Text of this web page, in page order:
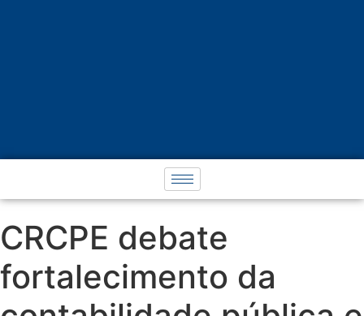
CRCPE debate
fortalecimento da